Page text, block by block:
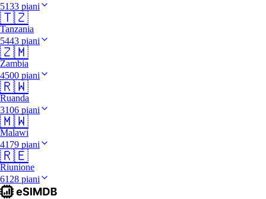
5133 piani
🇹🇿
Tanzania
5443 piani
🇿🇲
Zambia
4500 piani
🇷🇼
Ruanda
3106 piani
🇲🇼
Malawi
4179 piani
🇷🇪
Riunione
6128 piani